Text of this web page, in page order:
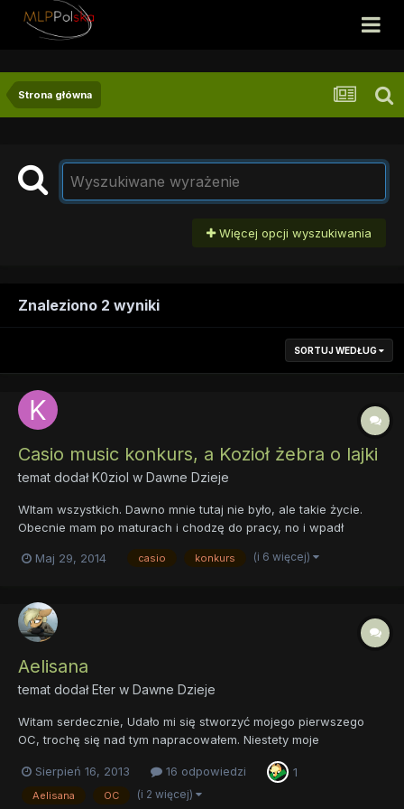
Strona główna
Więcej opcji wyszukiwania
Znaleziono 2 wyniki
SORTUJ WEDŁUG
Casio music konkurs, a Kozioł żebra o lajki
temat dodałK0ziol w Dawne Dzieje
WItam wszystkich. Dawno mnie tutaj nie było, ale takie życie.
Obecnie mam po maturach i chodzę do pracy, no i wpadł
Najwięcej można zgarnąć ponad 9000 złotych. A mi by się takie
Maj 29, 2014 casio konkurs (i 6 więcej)
Aelisana
temat dodałEter w Dawne Dzieje
Witam serdecznie, Udało mi się stworzyć mojego pierwszego
OC, trochę się nad tym napracowałem. Niestety moje
znajdą się błędy stylistyczne itp. Jestem jak najbardziej otwarty
na krytykę; jeżeli znajdziecie coś co budzi Wasze wątpliwości t...
Sierpień 16, 2013 16 odpowiedzi 1
Aelisana OC (i 2 więcej)